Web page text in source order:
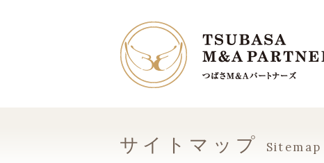
サイトマップ Sitemap